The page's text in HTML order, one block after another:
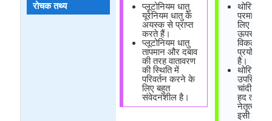
रोचक तथ्य
प्लूटोनियम धातु
यूरेनियम धातु के
अयस्क से प्राप्त
करते हैं।
प्लूटोनियम धातु
तापमान और दबाव
की तरह वातावरण
की स्थिति में
परिवर्तन करने के
लिए बहुत
संवेदनशील है।
थोरियम
परमाणु
लिए
ऊपर एक
विकल्प के
प्रयोग
है।
थोरियम
उपस्थिति
चांदी,
हद तक
नेतृत्व
इसी तरह